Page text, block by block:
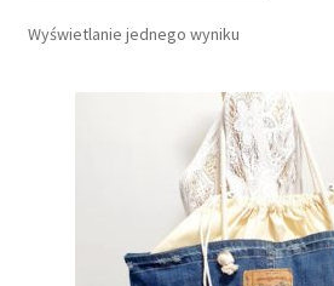
Zamówienie
Wyświetlanie jednego wyniku